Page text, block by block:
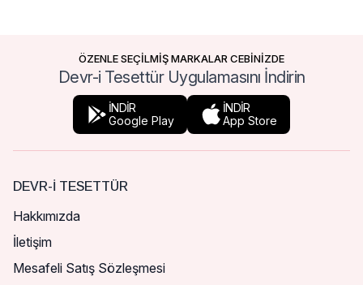
ÖZENLE SEÇİLMİŞ MARKALAR CEBİNİZDE
Devr-i Tesettür Uygulamasını İndirin
İNDİR
Google Play
İNDİR
App Store
DEVR-I TESETTÜR
Hakkımızda
İletişim
Mesafeli Satış Sözleşmesi